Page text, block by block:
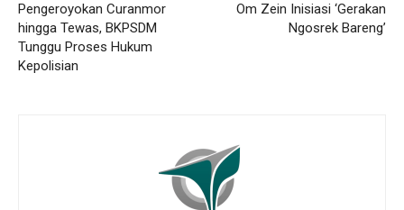
Pengeroyokan Curanmor
hingga Tewas, BKPSDM
Tunggu Proses Hukum
Kepolisian
Om Zein Inisiasi ‘Gerakan
Ngosrek Bareng’